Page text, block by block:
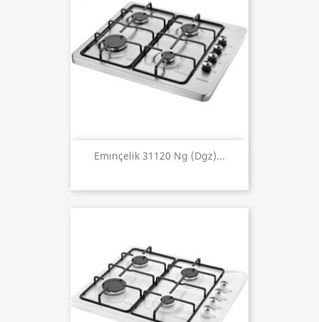
Emınçelik 31120 Ng (dgz)...